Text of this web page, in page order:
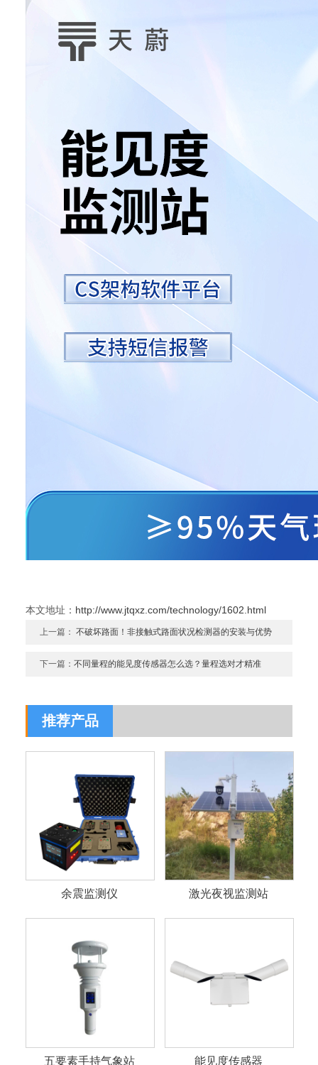
本文地址： http://www.jtqxz.com/technology/1602.html
上一篇：不破坏路面！非接触式路面状况检测器的安装与优势
下一篇：不同量程的能见度传感器怎么选？量程选对才精准
推荐产品
余震监测仪 激光夜视监测站
五要素手持气象站 能见度传感器